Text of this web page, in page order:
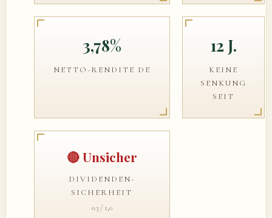
3,78%
NETTO-RENDITE DE
12 J.
KEINE
SENKUNG
SEIT
🔴 Unsicher
DIVIDENDEN-
SICHERHEIT
0.3 / 1,0